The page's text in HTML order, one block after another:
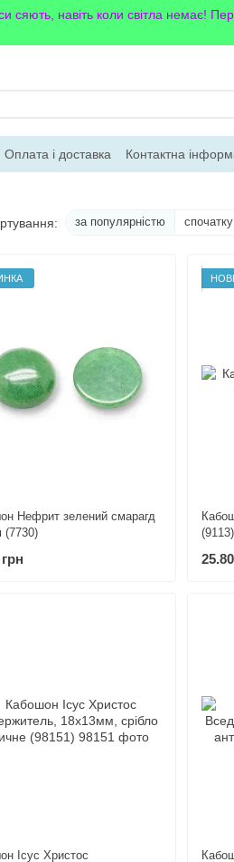
навіть коли світла немає!
Оплата і доставка
Контактна
за популярністю
Нефрит зелений смарагд
(7730)
(9113)
Ісус Христос